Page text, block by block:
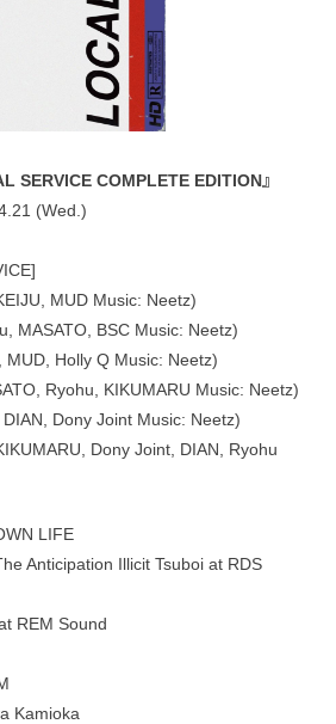
SERVICE COMPLETE EDITION』
(Wed.)
MUD Music: Neetz)
MASATO, BSC Music: Neetz)
Holly Q Music: Neetz)
Ryohu, KIKUMARU Music: Neetz)
Dony Joint Music: Neetz)
Dony Joint, DIAN, Ryohu
LIFE
Anticipation Illicit Tsuboi at RDS
REM Sound
Kamioka